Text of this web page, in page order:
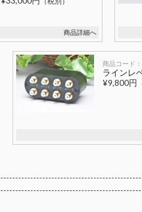
商品詳細へ
商品コード
ラインレ
¥9,800円